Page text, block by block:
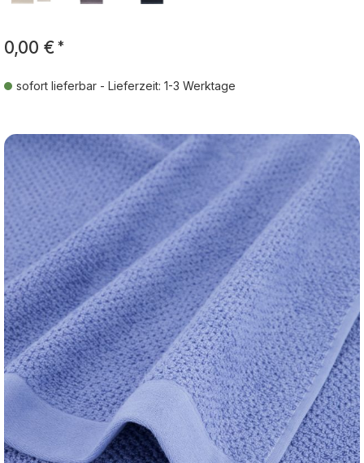
0,00 € *
sofort lieferbar - Lieferzeit: 1-3 Werktage